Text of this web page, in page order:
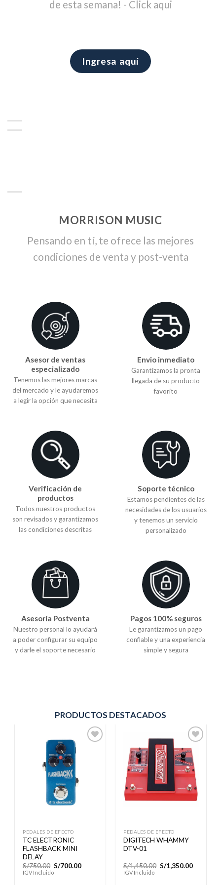
de esta semana! - Click aqui
Ingresa aquí
MORRISON MUSIC
Pensando en tí, te ofrece las mejores
condiciones de venta y post-venta
Asesor de ventas
especializado
Tenemos las mejores marcas
del mercado y le ayudaremos
a legir la opción que necesita
Envio inmediato
Garantizamos la pronta
llegada de su producto
favorito
Verificación de
productos
Todos nuestros productos
son revisados y garantizamos
las condiciones descritas
Soporte técnico
Estamos pendientes de las
necesidades de los usuarios
y tenemos un servicio
personalizado
Asesoría Postventa
Nuestro personal lo ayudará
a poder configurar su equípo
y darle el soporte necesario
Pagos 100% seguros
Le garantizamos un pago
confiable y una experiencia
simple y segura
PRODUCTOS DESTACADOS
PEDALES DE EFECTO
TC ELECTRONIC
FLASHBACK MINI
DELAY
S/750.00 El
precio
S/700.00El
IGV Incluido
Añadir
a la
lista de
deseos
PEDALES DE EFECTO
DIGITECH WHAMMY
DTV-01
S/1,450.00 El
precio
S/1,350.00El
IGV Incluido